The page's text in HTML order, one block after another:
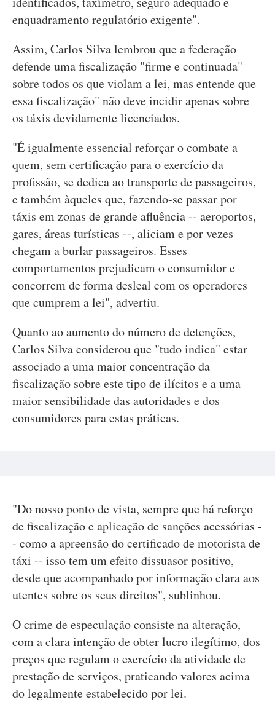
enquadramento regulatório exigente".
Assim, Carlos Silva lembrou que a federação
defende uma fiscalização "firme e continuada"
sobre todos os que violam a lei, mas entende que
essa fiscalização" não deve incidir apenas sobre
os táxis devidamente licenciados.
"É igualmente essencial reforçar o combate a
quem, sem certificação para o exercício da
profissão, se dedica ao transporte de passageiros,
e também àqueles que, fazendo-se passar por
táxis em zonas de grande afluência -- aeroportos,
gares, áreas turísticas --, aliciam e por vezes
chegam a burlar passageiros. Esses
comportamentos prejudicam o consumidor e
concorrem de forma desleal com os operadores
que cumprem a lei", advertiu.
Quanto ao aumento do número de detenções,
Carlos Silva considerou que "tudo indica" estar
associado a uma maior concentração da
fiscalização sobre este tipo de ilícitos e a uma
maior sensibilidade das autoridades e dos
consumidores para estas práticas.
"Do nosso ponto de vista, sempre que há reforço
de fiscalização e aplicação de sanções acessórias -
- como a apreensão do certificado de motorista de
táxi -- isso tem um efeito dissuasor positivo,
desde que acompanhado por informação clara aos
utentes sobre os seus direitos", sublinhou.
O crime de especulação consiste na alteração,
com a clara intenção de obter lucro ilegítimo, dos
preços que regulam o exercício da atividade de
prestação de serviços, praticando valores acima
do legalmente estabelecido por lei.